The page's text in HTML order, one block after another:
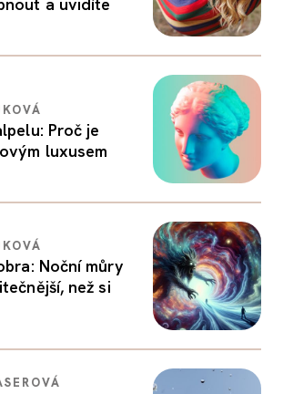
Proč je
luxusem
Noční můry
než si